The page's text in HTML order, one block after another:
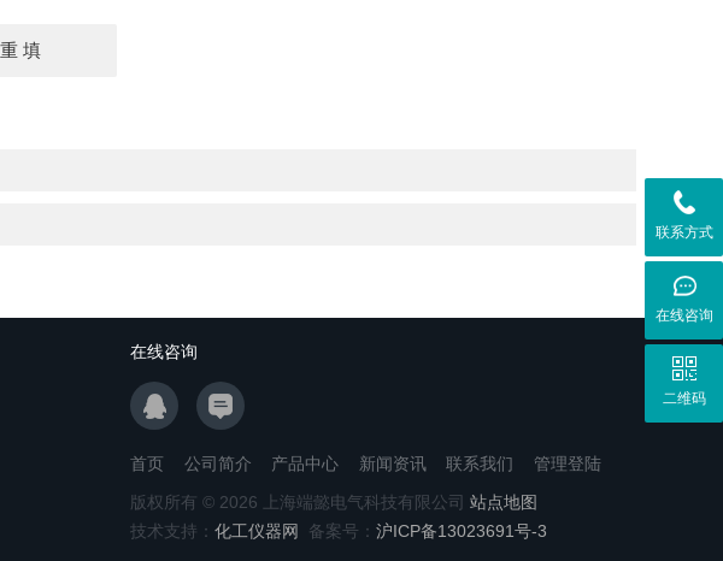
在线咨询
首页 公司简介 产品中心 新闻资讯 联系我们
管理登陆
版权所有 © 2026 上海端懿电气科技有限公司 站点地图
技术支持： 化工仪器网 备案号： 沪ICP备13023691号-3
联系方式
在线咨询
二维码